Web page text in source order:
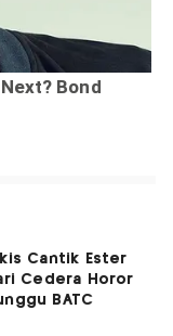
Cantik Ester
Cedera Horor
BATC